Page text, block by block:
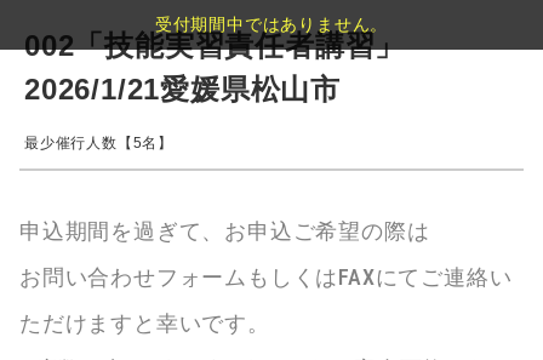
002「技能実習責任者講習」
2026/1/21愛媛県松山市
最少催行人数【5名】
申込期間を過ぎて、お申込ご希望の際は
お問い合わせフォームもしくはFAXにてご連絡い
ただけますと幸いです。
受付期間中ではありません。